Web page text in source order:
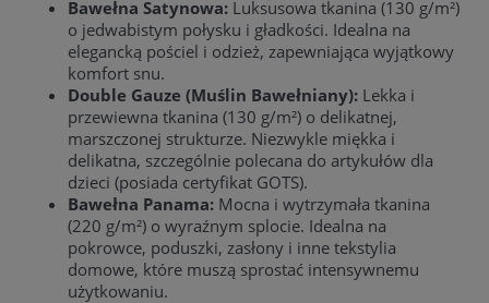
Bawełna Satynowa: Luksusowa tkanina (130 g/m²)
o jedwabistym połysku i gładkości. Idealna na
elegancką pościel i odzież, zapewniająca wyjątkowy
komfort snu.
Double Gauze (Muślin Bawełniany): Lekka i
przewiewna tkanina (130 g/m²) o delikatnej,
marszczonej strukturze. Niezwykle miękka i
delikatna, szczególnie polecana do artykułów dla
dzieci (posiada certyfikat GOTS).
Bawełna Panama: Mocna i wytrzymała tkanina
(220 g/m²) o wyraźnym splocie. Idealna na
pokrowce, poduszki, zasłony i inne tekstylia
domowe, które muszą sprostać intensywnemu
użytkowaniu.